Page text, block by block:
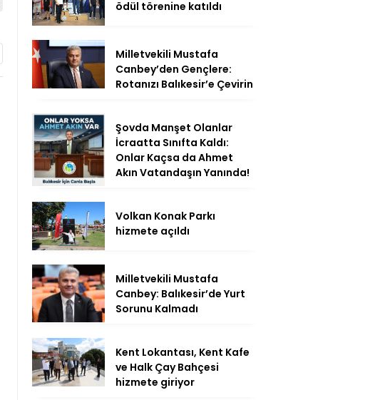
ödül törenine katıldı
Milletvekili Mustafa
Canbey’den Gençlere:
Rotanızı Balıkesir’e Çevirin
Şovda Manşet Olanlar
İcraatta Sınıfta Kaldı:
Onlar Kaçsa da Ahmet
Akın Vatandaşın Yanında!
Volkan Konak Parkı
hizmete açıldı
Milletvekili Mustafa
Canbey: Balıkesir’de Yurt
Sorunu Kalmadı
Kent Lokantası, Kent Kafe
ve Halk Çay Bahçesi
hizmete giriyor